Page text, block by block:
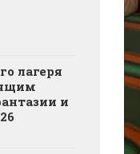
лагеря
и